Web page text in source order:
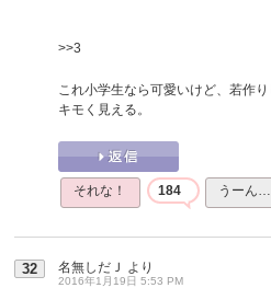
>>3
これ小学生なら可愛いけど、若作
キモく見える。
それな！ 184 うーん…
32 名無しだＪ より
2016年1月19日 5:53 PM